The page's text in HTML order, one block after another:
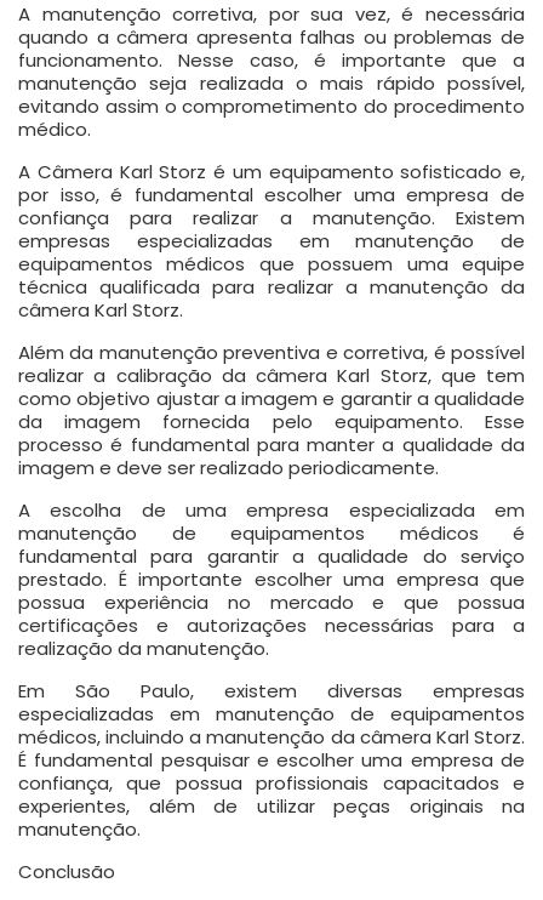
A manutenção corretiva, por sua vez, é necessária
quando a câmera apresenta falhas ou problemas de
funcionamento. Nesse caso, é importante que a
manutenção seja realizada o mais rápido possível,
evitando assim o comprometimento do procedimento
médico.
A Câmera Karl Storz é um equipamento sofisticado e,
por isso, é fundamental escolher uma empresa de
confiança para realizar a manutenção. Existem
empresas especializadas em manutenção de
equipamentos médicos que possuem uma equipe
técnica qualificada para realizar a manutenção da
câmera Karl Storz.
Além da manutenção preventiva e corretiva, é possível
realizar a calibração da câmera Karl Storz, que tem
como objetivo ajustar a imagem e garantir a qualidade
da imagem fornecida pelo equipamento. Esse
processo é fundamental para manter a qualidade da
imagem e deve ser realizado periodicamente.
A escolha de uma empresa especializada em
manutenção de equipamentos médicos é
fundamental para garantir a qualidade do serviço
prestado. É importante escolher uma empresa que
possua experiência no mercado e que possua
certificações e autorizações necessárias para a
realização da manutenção.
Em São Paulo, existem diversas empresas
especializadas em manutenção de equipamentos
médicos, incluindo a manutenção da câmera Karl Storz.
É fundamental pesquisar e escolher uma empresa de
confiança, que possua profissionais capacitados e
experientes, além de utilizar peças originais na
manutenção.
Conclusão